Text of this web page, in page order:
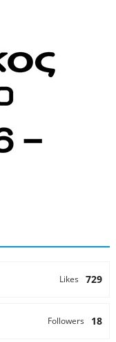
729
Likes
18
Followers